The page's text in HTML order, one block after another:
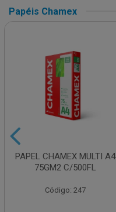
Papéis Chamex
PAPEL CHAMEX MULTI A4
75GM2 C/500FL
Código: 247